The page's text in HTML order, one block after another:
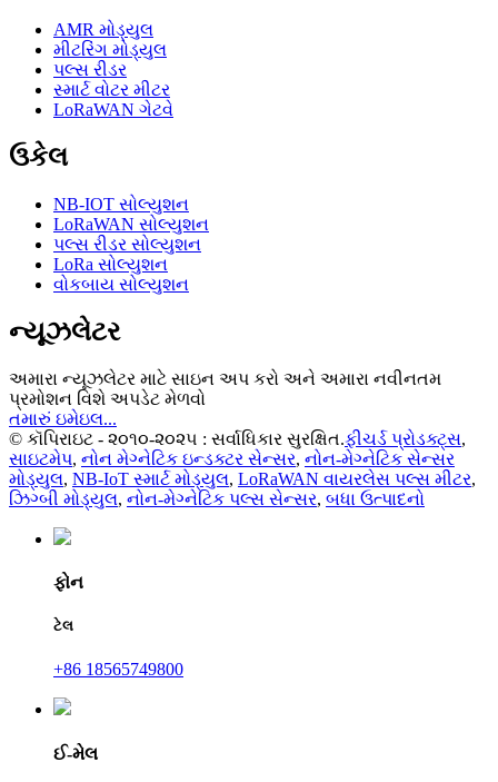
AMR મોડ્યુલ
મીટરિંગ મોડ્યુલ
પલ્સ રીડર
સ્માર્ટ વોટર મીટર
LoRaWAN ગેટવે
ઉકેલ
NB-IOT સોલ્યુશન
LoRaWAN સોલ્યુશન
પલ્સ રીડર સોલ્યુશન
LoRa સોલ્યુશન
વોકબાય સોલ્યુશન
ન્યૂઝલેટર
અમારા ન્યૂઝલેટર માટે સાઇન અપ કરો અને અમારા નવીનતમ
પ્રમોશન વિશે અપડેટ મેળવો
તમારું ઇમેઇલ...
© કૉપિરાઇટ - ૨૦૧૦-૨૦૨૫ : સર્વાધિકાર સુરક્ષિત.ફીચર્ડ પ્રોડક્ટ્સ,
સાઇટમેપ, નોન મેગ્નેટિક ઇન્ડક્ટર સેન્સર, નોન-મેગ્નેટિક સેન્સર
મોડ્યુલ, NB-IoT સ્માર્ટ મોડ્યુલ, LoRaWAN વાયરલેસ પલ્સ મીટર,
ઝિગ્બી મોડ્યુલ, નોન-મેગ્નેટિક પલ્સ સેન્સર, બધા ઉત્પાદનો
ફોન
ટેલ
+86 18565749800
ઈ-મેલ